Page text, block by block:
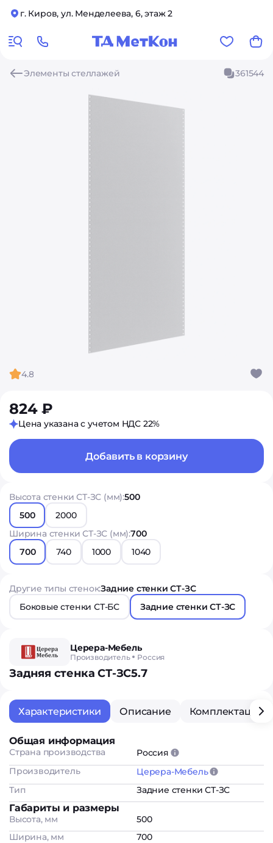
г. Киров, ул. Менделеева, 6, этаж 2
Элементы стеллажей 361544
4.8
824 ₽
Цена указана с учетом НДС 22%
Добавить в корзину
Высота стенки СТ-ЗС (мм):500
500
2000
Ширина стенки СТ-ЗС (мм):700
700
740 1000 1040
Другие типы стенок:Задние стенки СТ-ЗС
Боковые стенки СТ-БС
Задние стенки СТ-ЗС
Церера-Мебель
Производитель Россия
Задняя стенка СТ-ЗС5.7
Характеристики Описание Комплектация
Общая информация
Страна производства
Россия
Производитель
Церера-Мебель
Тип
Задние стенки СТ-ЗС
Габариты и размеры
Высота, мм
500
Ширина, мм
700